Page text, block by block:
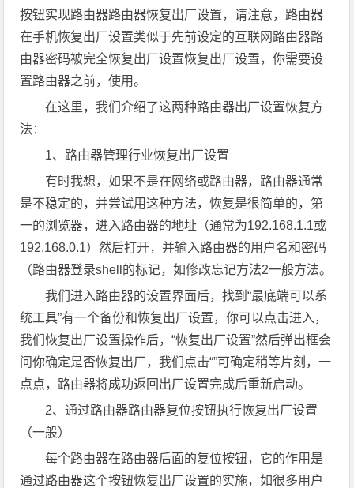
按钮实现路由器路由器恢复出厂设置，请注意，路由器
在手机恢复出厂设置类似于先前设定的互联网路由器路
由器密码被完全恢复出厂设置恢复出厂设置，你需要设
置路由器之前，使用。
在这里，我们介绍了这两种路由器出厂设置恢复方
法：
1、路由器管理行业恢复出厂设置
有时我想，如果不是在网络或路由器，路由器通常
是不稳定的，并尝试用这种方法，恢复是很简单的，第
一的浏览器，进入路由器的地址（通常为192.168.1.1或
192.168.0.1）然后打开，并输入路由器的用户名和密码
（路由器登录shell的标记，如修改忘记方法2一般方法。
我们进入路由器的设置界面后，找到“最底端可以系
统工具”有一个备份和恢复出厂设置，你可以点击进入，
我们恢复出厂设置操作后，“恢复出厂设置”然后弹出框会
问你确定是否恢复出厂，我们点击“”可确定稍等片刻，一
点点，路由器将成功返回出厂设置完成后重新启动。
2、通过路由器路由器复位按钮执行恢复出厂设置
（一般）
每个路由器在路由器后面的复位按钮，它的作用是
通过路由器这个按钮恢复出厂设置的实施，如很多用户